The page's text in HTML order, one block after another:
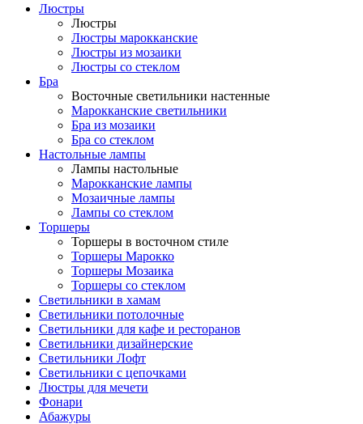
Люстры
Люстры
Люстры марокканские
Люстры из мозаики
Люстры со стеклом
Бра
Восточные светильники настенные
Марокканские светильники
Бра из мозаики
Бра со стеклом
Настольные лампы
Лампы настольные
Марокканские лампы
Мозаичные лампы
Лампы со стеклом
Торшеры
Торшеры в восточном стиле
Торшеры Марокко
Торшеры Мозаика
Торшеры со стеклом
Светильники в хамам
Светильники потолочные
Светильники для кафе и ресторанов
Светильники дизайнерские
Светильники Лофт
Светильники с цепочками
Люстры для мечети
Фонари
Абажуры